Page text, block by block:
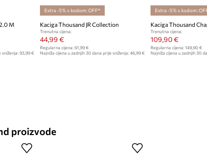
M
sniženja: 93,99 €
Extra -5% s kodom: OFF*
Kaciga Thousand JR Collection
Trenutna cijena:
44,99 €
Regularna cijena:61,99 €
Najniža cijena u zadnjih 30 dana prije sniženja:46,99 €
Extra -5% s kodom:
Kaciga Thousand
Trenutna cijena:
109,90 €
Regularna cijena: 149,90 €
Najniža cijena u zadnjih 30
proizvode